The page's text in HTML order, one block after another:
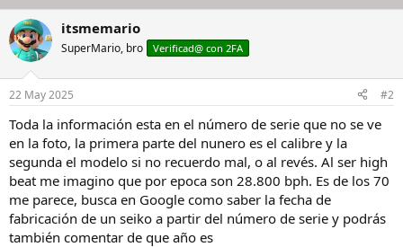
itsmemario
SuperMario, bro Verificad@ con 2FA
22 May 2025 #2
Toda la información esta en el número de serie que no se ve
en la foto, la primera parte del nunero es el calibre y la
segunda el modelo si no recuerdo mal, o al revés. Al ser high
beat me imagino que por epoca son 28.800 bph. Es de los 70
me parece, busca en Google como saber la fecha de
fabricación de un seiko a partir del número de serie y podrás
también comentar de que año es